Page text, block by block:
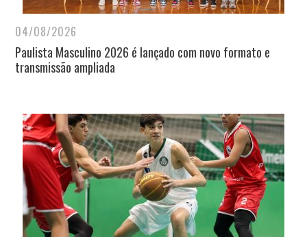
04/08/2026
Paulista Masculino 2026 é lançado com novo formato e
transmissão ampliada